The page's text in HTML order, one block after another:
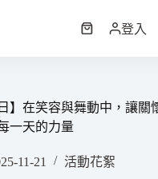
購
登入
】在笑容與舞動中，讓關
一天的力量
11-21 活動花絮